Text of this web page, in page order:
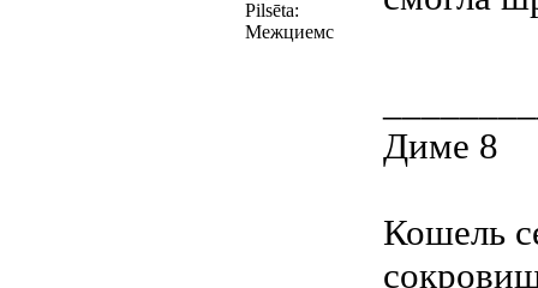
Pilsēta:
Межциемс
Диме 8
Кошель